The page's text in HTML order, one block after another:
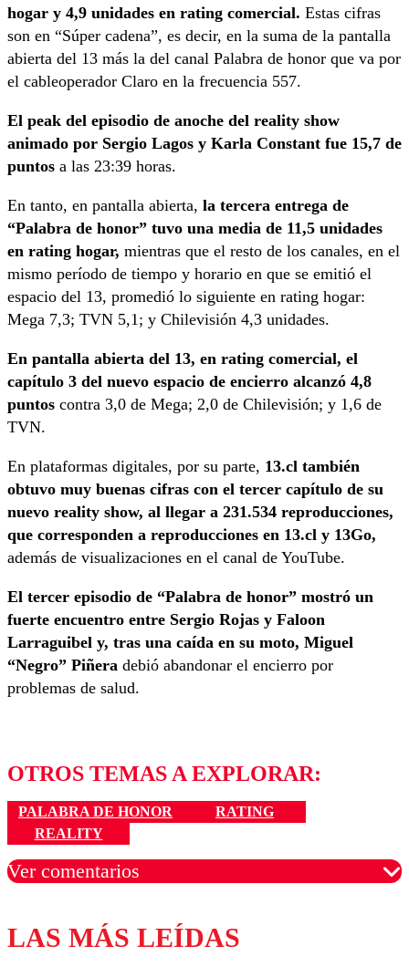
hogar y 4,9 unidades en rating comercial. Estas cifras
son en “Súper cadena”, es decir, en la suma de la pantalla
abierta del 13 más la del canal Palabra de honor que va por
el cableoperador Claro en la frecuencia 557.
El peak del episodio de anoche del reality show
animado por Sergio Lagos y Karla Constant fue 15,7 de
puntos a las 23:39 horas.
En tanto, en pantalla abierta, la tercera entrega de
“Palabra de honor” tuvo una media de 11,5 unidades
en rating hogar, mientras que el resto de los canales, en el
mismo período de tiempo y horario en que se emitió el
espacio del 13, promedió lo siguiente en rating hogar:
Mega 7,3; TVN 5,1; y Chilevisión 4,3 unidades.
En pantalla abierta del 13, en rating comercial, el
capítulo 3 del nuevo espacio de encierro alcanzó 4,8
puntos contra 3,0 de Mega; 2,0 de Chilevisión; y 1,6 de
TVN.
En plataformas digitales, por su parte, 13.cl también
obtuvo muy buenas cifras con el tercer capítulo de su
nuevo reality show, al llegar a 231.534 reproducciones,
que corresponden a reproducciones en 13.cl y 13Go,
además de visualizaciones en el canal de YouTube.
El tercer episodio de “Palabra de honor” mostró un
fuerte encuentro entre Sergio Rojas y Faloon
Larraguibel y, tras una caída en su moto, Miguel
“Negro” Piñera debió abandonar el encierro por
problemas de salud.
OTROS TEMAS A EXPLORAR:
PALABRA DE HONOR
RATING
REALITY
Ver comentarios
Los comentarios son moderados para garantizar un
diálogo respetuoso.
LAS MÁS LEÍDAS